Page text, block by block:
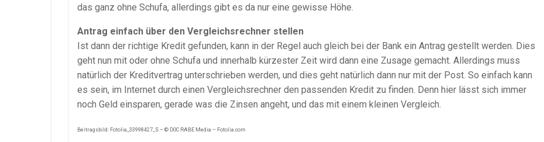
das ganz ohne Schufa, allerdings gibt es da nur eine gewisse Höhe.
Antrag einfach über den Vergleichsrechner stellen
Ist dann der richtige Kredit gefunden, kann in der Regel auch gleich bei der Bank ein Antrag gestellt werden. Dies
geht nun mit oder ohne Schufa und innerhalb kürzester Zeit wird dann eine Zusage gemacht. Allerdings muss
natürlich der Kreditvertrag unterschrieben werden, und dies geht natürlich dann nur mit der Post. So einfach kann
es sein, im Internet durch einen Vergleichsrechner den passenden Kredit zu finden. Denn hier lässt sich immer
noch Geld einsparen, gerade was die Zinsen angeht, und das mit einem kleinen Vergleich.
Beitragsbild: Fotolia_33998427_S – © DOC RABE Media – Fotolia.com